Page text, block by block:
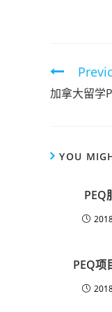
加拿大留学
YOU
PEQ
PEQ项